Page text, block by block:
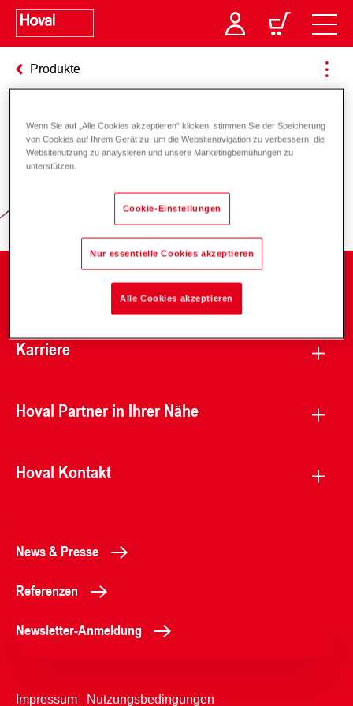
Produkte
Verantwortung für Energie und
Karriere
Hoval Partner in Ihrer Nähe
Hoval Kontakt
News & Presse
Referenzen
Newsletter-Anmeldung
Impressum Nutzungsbedingungen
Wenn Sie auf „Alle Cookies akzeptieren“ klicken, stimmen Sie der Speicherung
von Cookies auf Ihrem Gerät zu, um die Websitenavigation zu verbessern, die
Websitenutzung zu analysieren und unsere Marketingbemühungen zu
unterstützen.
Cookie-Einstellungen
Nur essentielle Cookies akzeptieren
Alle Cookies akzeptieren